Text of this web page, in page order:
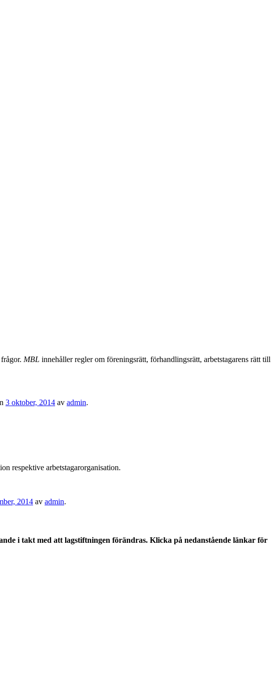
MBL innehåller regler om föreningsrätt, förhandlingsrätt, arbetstagarens rätt till
3 oktober, 2014 av admin.
respektive arbetstagarorganisation.
2014 av admin.
i takt med att lagstiftningen förändras. Klicka på nedanstående länkar för